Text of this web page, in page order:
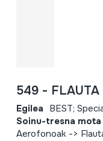
549 - FLAUTA
Egilea BEST;
Soinu-tresna mota
Aerofonoak ->